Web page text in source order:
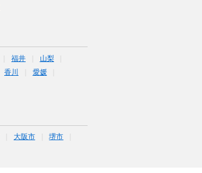
福井
山梨
香川
愛媛
大阪市
堺市